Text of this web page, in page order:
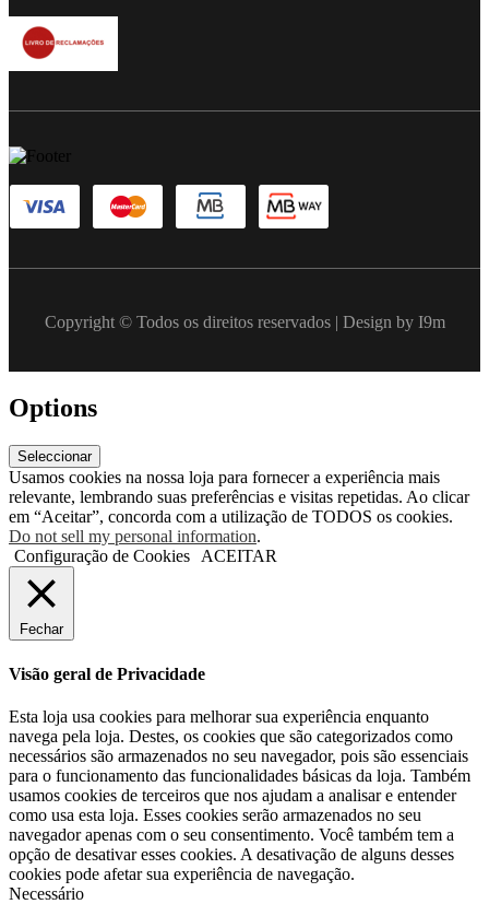
Copyright © Todos os direitos reservados | Design by I9m
Options
Seleccionar
Usamos cookies na nossa loja para fornecer a experiência mais
relevante, lembrando suas preferências e visitas repetidas. Ao clicar
em “Aceitar”, concorda com a utilização de TODOS os cookies.
Do not sell my personal information.
Configuração de Cookies
ACEITAR
Fechar
Visão geral de Privacidade
Esta loja usa cookies para melhorar sua experiência enquanto
navega pela loja. Destes, os cookies que são categorizados como
necessários são armazenados no seu navegador, pois são essenciais
para o funcionamento das funcionalidades básicas da loja. Também
usamos cookies de terceiros que nos ajudam a analisar e entender
como usa esta loja. Esses cookies serão armazenados no seu
navegador apenas com o seu consentimento. Você também tem a
opção de desativar esses cookies. A desativação de alguns desses
cookies pode afetar sua experiência de navegação.
Necessário